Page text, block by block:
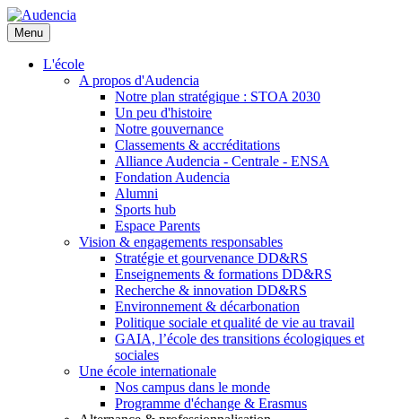
Aller
au
contenu
principal
Menu
L'école
A propos d'Audencia
Notre plan stratégique : STOA 2030
Un peu d'histoire
Notre gouvernance
Classements & accréditations
Alliance Audencia - Centrale - ENSA
Fondation Audencia
Alumni
Sports hub
Espace Parents
Vision & engagements responsables
Stratégie et gourvenance DD&RS
Enseignements & formations DD&RS
Recherche & innovation DD&RS
Environnement & décarbonation
Politique sociale et qualité de vie au travail
GAIA, l’école des transitions écologiques et
sociales
Une école internationale
Nos campus dans le monde
Programme d'échange & Erasmus